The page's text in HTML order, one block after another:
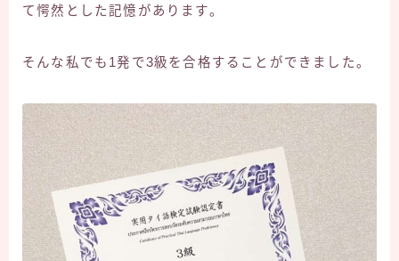
て愕然とした記憶があります。
そんな私でも1発で3級を合格することができました。